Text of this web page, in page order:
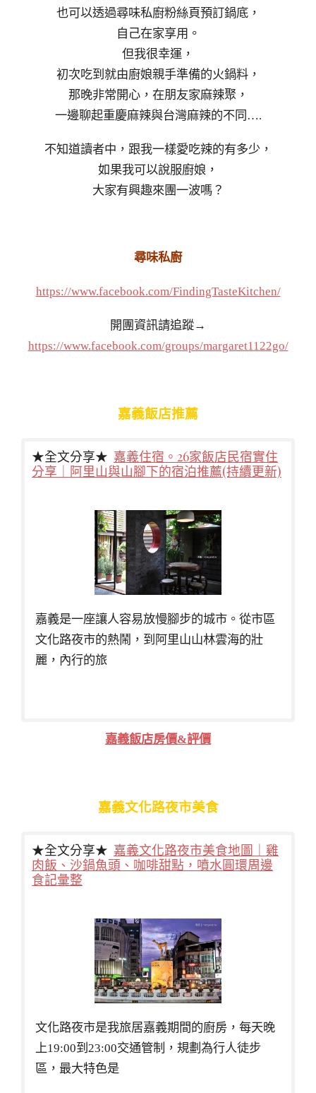
也可以透過尋味私廚粉絲頁預訂鍋底，
自己在家享用。
但我很幸運，
初次吃到就由廚娘親手準備的火鍋料，
那晚非常開心，在朋友家麻辣聚，
一邊聊起重慶麻辣與台灣麻辣的不同….
不知道讀者中，跟我一樣愛吃辣的有多少，
如果我可以說服廚娘，
大家有興趣來團一波嗎？
尋味私廚
https://www.facebook.com/FindingTasteKitchen/
開團資訊請追蹤→
https://www.facebook.com/groups/margaret1122go/
嘉義飯店推薦
★全文分享★ 嘉義住宿。26家飯店民宿實住
分享｜阿里山與山腳下的宿泊推薦(持續更新)
嘉義是一座讓人容易放慢腳步的城市。從市區
文化路夜市的熱鬧，到阿里山山林雲海的壯
麗，內行的旅
嘉義飯店房價&評價
嘉義文化路夜市美食
★全文分享★ 嘉義文化路夜市美食地圖｜雞
肉飯、沙鍋魚頭、咖啡甜點，噴水圓環周邊
食記彙整
文化路夜市是我旅居嘉義期間的廚房，每天晚
上19:00到23:00交通管制，規劃為行人徒步
區，最大特色是